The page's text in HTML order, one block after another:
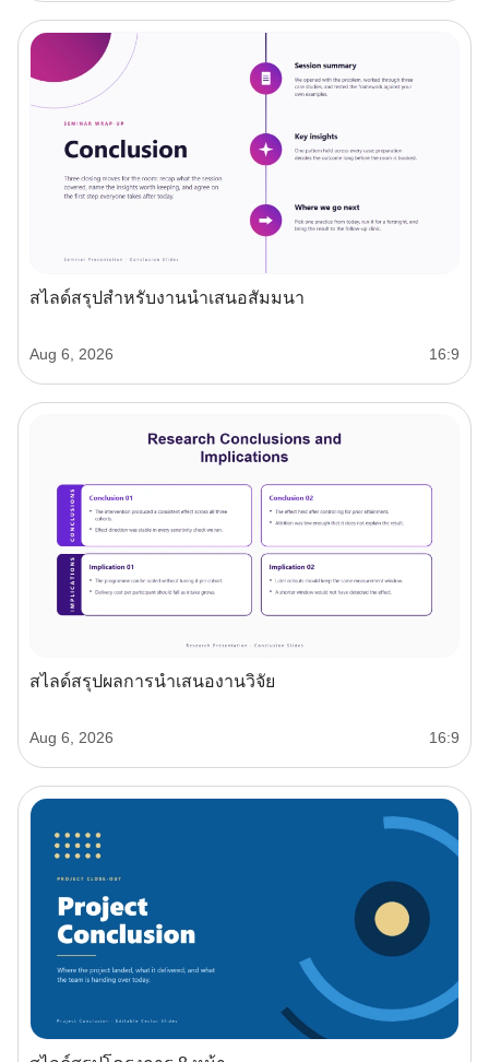
สไลด์สรุปสำหรับงานนำเสนอสัมมนา
Aug 6, 2026 16:9
สไลด์สรุปผลการนำเสนองานวิจัย
Aug 6, 2026 16:9